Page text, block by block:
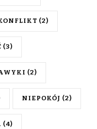
(2)
(3)
(2)
NIEPOKÓJ (2)
(4)